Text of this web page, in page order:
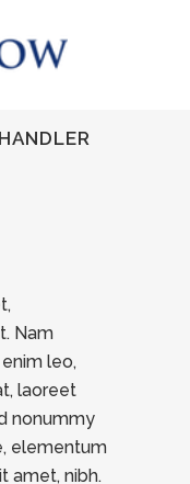
Nam
leo,
laoreet
nonummy
elementum
amet, nibh.